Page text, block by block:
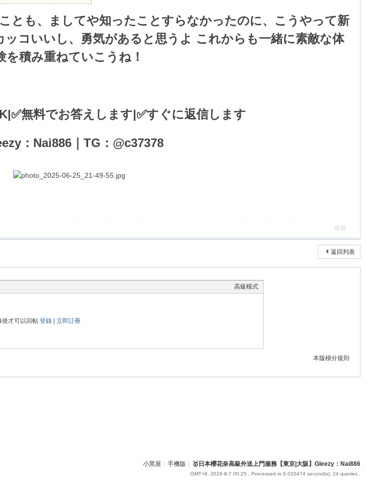
とも、ましてや知ったことすらなかったのに、こうやって新
コいいし、勇気があると思うよ これからも一緒に素敵な体
を積み重ねていこうね！
無料でお答えします|✅すぐに返信します
：Nai886｜TG：@c37378
舉報
返回列表
高級模式
後才可以回帖登錄 |立即註冊
本版積分規則
小黑屋 手機版 🥇日本櫻花奈高級外送上門服務【東京|大阪】Gleezy：Nai886
GMT+8, 2026-8-7 00:25 , Processed in 0.020474 second(s), 24 queries .